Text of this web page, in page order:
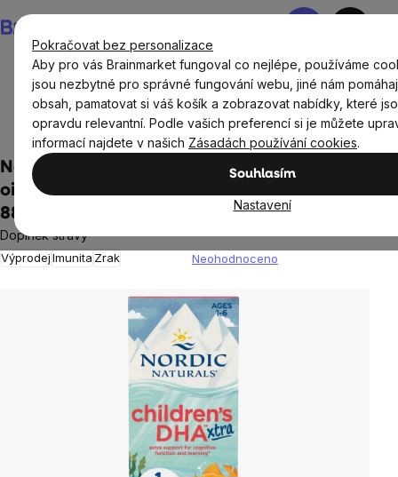
Pokračovat bez personalizace
Aby pro vás Brainmarket fungoval co nejlépe, používáme
jsou nezbytné pro správné fungování webu, jiné nám
obsah, pamatovat si váš košík a zobrazovat nabídky, které
opravdu relevantní. Podle vašich preferencí si je můžete
informací najdete v našich Zásadách používání cookies.
Souhlasím
Nastavení
na
obsah
Nákupní
Doplňky stravy a výživa
Doplňky stravy pro děti
Omega kyseliny - omega 3 pro děti
Nordic Naturals Children's DHA'xtra fish
oil, Omega-3 rybí olej pro děti, lesní plody,
880 mg, 60 ml
Doplněk stravy
VýprodejImunita Zrak
produktu
je
0,0
hvězdiček.
Neohodnoceno